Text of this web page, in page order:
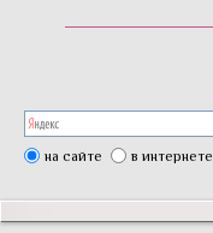
на сайте в интернете